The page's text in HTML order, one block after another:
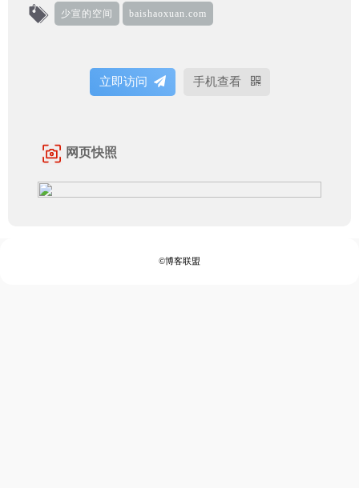
少宣的空间 baishaoxuan.com
立即访问 手机查看
网页快照
©博客联盟